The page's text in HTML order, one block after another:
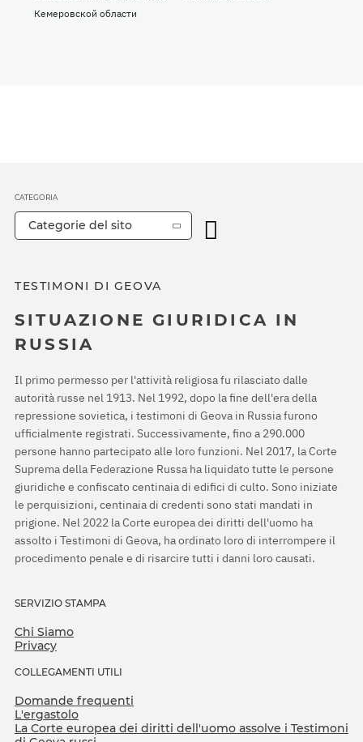
Кемеровской области
TESTIMONI DI GEOVA
SITUAZIONE GIURIDICA IN
RUSSIA
Il primo permesso per l'attività religiosa fu rilasciato dalle
autorità russe nel 1913. Nel 1992, dopo la fine dell'era della
repressione sovietica, i testimoni di Geova in Russia furono
ufficialmente registrati. Successivamente, fino a 290.000
persone hanno partecipato alle loro funzioni. Nel 2017, la Corte
Suprema della Federazione Russa ha liquidato tutte le persone
giuridiche e confiscato centinaia di edifici di culto. Sono iniziate
le perquisizioni, centinaia di credenti sono stati mandati in
prigione. Nel 2022 la Corte europea dei diritti dell'uomo ha
assolto i Testimoni di Geova, ha ordinato loro di interrompere il
procedimento penale e di risarcire tutti i danni loro causati.
SERVIZIO STAMPA
Chi Siamo
Privacy
COLLEGAMENTI UTILI
Domande frequenti
L'ergastolo
La Corte europea dei diritti dell'uomo assolve i Testimoni
CATEGORIA
Categorie del sito